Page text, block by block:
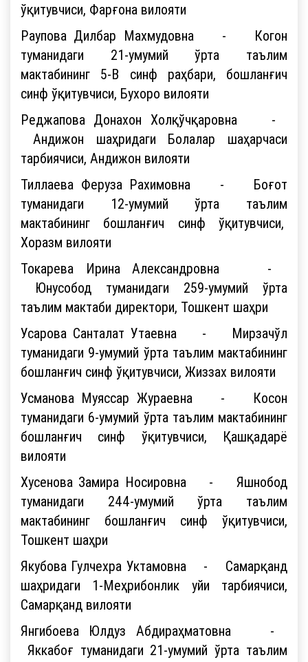
ўқитувчиси, Фарғона вилояти
Раупова Дилбар Махмудовна - Когон
туманидаги 21-умумий ўрта таълим
мактабининг 5-В синф раҳбари, бошланғич
синф ўқитувчиси, Бухоро вилояти
Реджапова Донахон Холқўчқаровна -
Андижон шаҳридаги Болалар шаҳарчаси
тарбиячиси, Андижон вилояти
Тиллаева Феруза Рахимовна - Боғот
туманидаги 12-умумий ўрта таълим
мактабининг бошланғич синф ўқитувчиси,
Хоразм вилояти
Токарева Ирина Александровна -
Юнусобод туманидаги 259-умумий ўрта
таълим мактаби директори, Тошкент шаҳри
Усарова Санталат Утаевна - Мирзачўл
туманидаги 9-умумий ўрта таълим мактабининг
бошланғич синф ўқитувчиси, Жиззах вилояти
Усманова Муяссар Жураевна - Косон
туманидаги 6-умумий ўрта таълим мактабининг
бошланғич синф ўқитувчиси, Қашқадарё
вилояти
Хусенова Замира Носировна - Яшнобод
туманидаги 244-умумий ўрта таълим
мактабининг бошланғич синф ўқитувчиси,
Тошкент шаҳри
Якубова Гулчехра Уктамовна - Самарқанд
шаҳридаги 1-Меҳрибонлик уйи тарбиячиси,
Самарқанд вилояти
Янгибоева Юлдуз Абдираҳматовна -
Яккабоғ туманидаги 21-умумий ўрта таълим